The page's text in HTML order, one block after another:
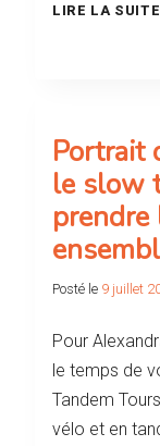
LIRE LA SUITE
Portrait
le slow
prendre
Posté le 9 juillet
Pour
le temps de
Tandem
vélo et en